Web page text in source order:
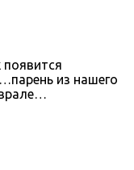
из нашего